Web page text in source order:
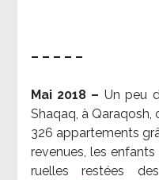
– – – – –
Mai 2018 – Un peu
Shaqaq, à Qaraqosh,
326 appartements
revenues, les
ruelles restées